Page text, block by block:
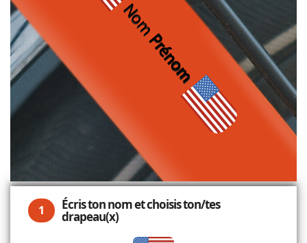
1 Écris ton nom et choisis ton/tes
drapeau(x)
Nom
Prénom